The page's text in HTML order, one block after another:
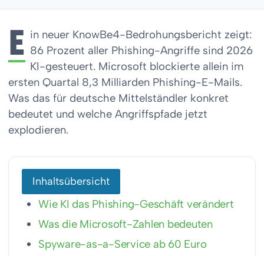
E in neuer KnowBe4-Bedrohungsbericht zeigt:
86 Prozent aller Phishing-Angriffe sind 2026
KI-gesteuert. Microsoft blockierte allein im
ersten Quartal 8,3 Milliarden Phishing-E-Mails.
Was das für deutsche Mittelständler konkret
bedeutet und welche Angriffspfade jetzt
explodieren.
Inhaltsübersicht
Wie KI das Phishing-Geschäft verändert
Was die Microsoft-Zahlen bedeuten
Spyware-as-a-Service ab 60 Euro